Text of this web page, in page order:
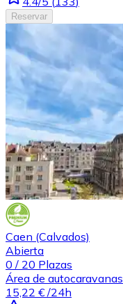
Reservar
Caen (Calvados)
Abierta
0 / 20 Plazas
Área de autocaravanas
15,22 € /24h